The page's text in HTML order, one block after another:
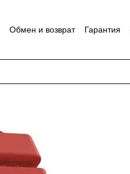
Обмен и возврат Гарантия